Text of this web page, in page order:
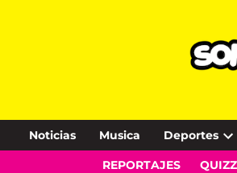
Noticias Musica Deportes
REPORTAJES